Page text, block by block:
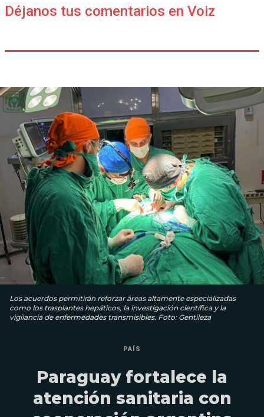
Déjanos tus comentarios en Voiz
Los acuerdos permitirán reforzar áreas altamente especializadas
como los trasplantes hepáticos, la investigación científica y la
vigilancia de enfermedades transmisibles. Foto: Gentileza
PAÍS
Paraguay fortalece la
atención sanitaria con